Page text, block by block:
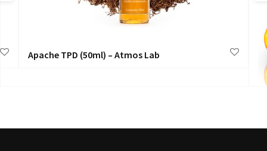
Apache TPD (50ml) – Atmos Lab